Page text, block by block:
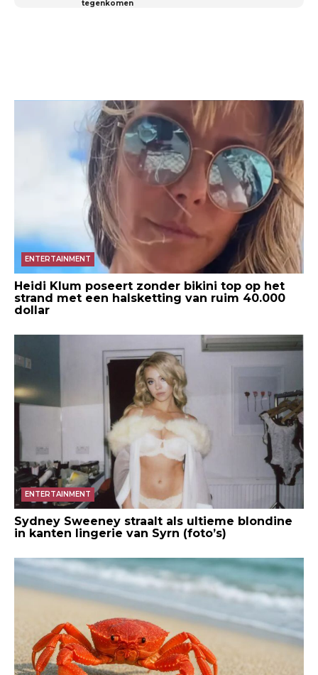
tegenkomen
ENTERTAINMENT
Heidi Klum poseert zonder bikini top op het
strand met een halsketting van ruim 40.000
dollar
ENTERTAINMENT
Sydney Sweeney straalt als ultieme blondine
in kanten lingerie van Syrn (foto’s)